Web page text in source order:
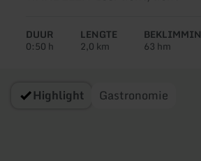
DUUR
0:50 h
LENGTE
2,0 km 63 hm
Highlight Gastronomie